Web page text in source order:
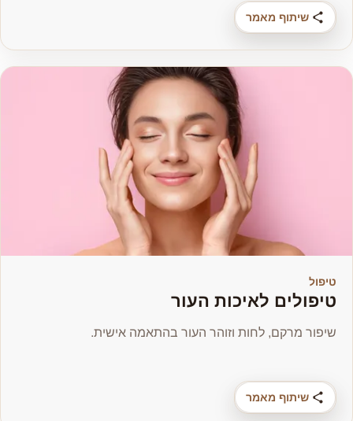
שיתוף מאמר
טיפול
טיפולים לאיכות העור
שיפור מרקם, לחות וזוהר העור בהתאמה אישית.
שיתוף מאמר